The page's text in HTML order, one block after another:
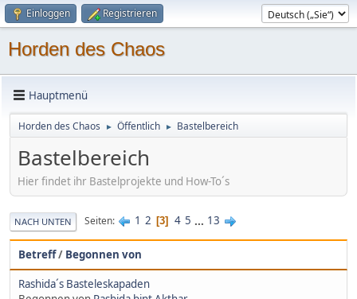
Einloggen Registrieren
Horden des Chaos
Hauptmenü
Horden des Chaos ► Öffentlich ► Bastelbereich
Bastelbereich
Hier findet ihr Bastelprojekte und How-To´s
NACH UNTEN Seiten 1 2 3 4 5 ... 13
Betreff/ Begonnen von
Rashida´s Basteleskapaden